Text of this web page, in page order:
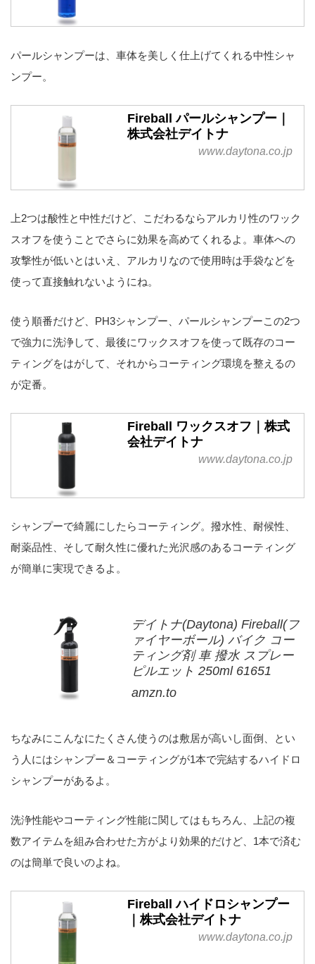
パールシャンプーは、車体を美しく仕上げてくれる中性シャ
ンプー。
Fireball パールシャンプー｜
株式会社デイトナ
www.daytona.co.jp
上2つは酸性と中性だけど、こだわるならアルカリ性のワック
スオフを使うことでさらに効果を高めてくれるよ。車体への
攻撃性が低いとはいえ、アルカリなので使用時は手袋などを
使って直接触れないようにね。
使う順番だけど、PH3シャンプー、パールシャンプーこの2つ
で強力に洗浄して、最後にワックスオフを使って既存のコー
ティングをはがして、それからコーティング環境を整えるの
が定番。
Fireball ワックスオフ｜株式
会社デイトナ
www.daytona.co.jp
シャンプーで綺麗にしたらコーティング。撥水性、耐候性、
耐薬品性、そして耐久性に優れた光沢感のあるコーティング
が簡単に実現できるよ。
デイトナ(Daytona) Fireball(フ
ァイヤーボール) バイク コー
ティング剤 車 撥水 スプレー
ピルエット 250ml 61651
amzn.to
ちなみにこんなにたくさん使うのは敷居が高いし面倒、とい
う人にはシャンプー＆コーティングが1本で完結するハイドロ
シャンプーがあるよ。
洗浄性能やコーティング性能に関してはもちろん、上記の複
数アイテムを組み合わせた方がより効果的だけど、1本で済む
のは簡単で良いのよね。
Fireball ハイドロシャンプー
｜株式会社デイトナ
www.daytona.co.jp